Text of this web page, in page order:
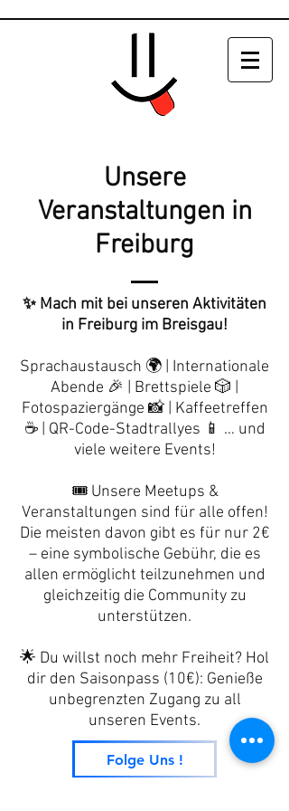
Unsere
Veranstaltungen in
Freiburg
✨ Mach mit bei unseren Aktivitäten
in Freiburg im Breisgau!
Sprachaustausch 🌍 | Internationale
Abende 🎉 | Brettspiele 🎲 |
Fotospaziergänge 📸 | Kaffeetreffen
☕ | QR-Code-Stadtrallyes 📱 … und
viele weitere Events!
🎟️ Unsere Meetups &
Veranstaltungen sind für alle offen!
Die meisten davon gibt es für nur 2€
– eine symbolische Gebühr, die es
allen ermöglicht teilzunehmen und
gleichzeitig die Community zu
unterstützen.
🌟 Du willst noch mehr Freiheit? Hol
dir den Saisonpass (10€): Genieße
unbegrenzten Zugang zu all
unseren Events.
Folge Uns !